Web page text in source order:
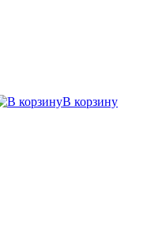
В корзину